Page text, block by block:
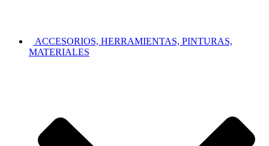
ACCESORIOS, HERRAMIENTAS, PINTURAS,
MATERIALES